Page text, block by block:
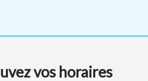
vos horaires